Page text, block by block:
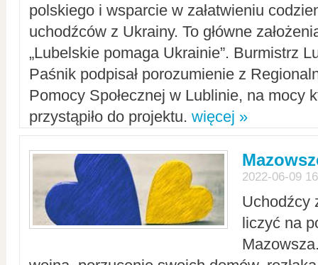
polskiego i wsparcie w załatwieniu
uchodźców z Ukrainy. To główne
„Lubelskie pomaga Ukrainie”. Burmistrz
Paśnik podpisał porozumienie z
Pomocy Społecznej w Lublinie, na mocy
przystąpiło do projektu. więcej »
2022-06-09
Uchodźcy
liczyć na